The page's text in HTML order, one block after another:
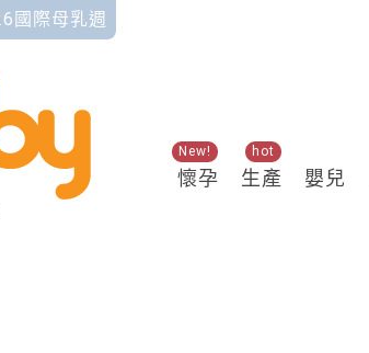
國際母乳週
懷孕
New!
生產
hot
嬰兒
關鍵熱搜